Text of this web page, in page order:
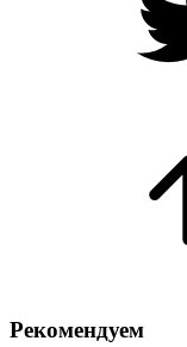
Рекомендуем